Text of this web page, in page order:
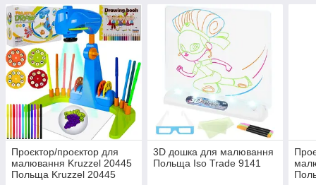
Проєктор/проєктор для
малювання Kruzzel 20445
Польща Kruzzel 20445
3D дошка для малювання
Польща Iso Trade 9141